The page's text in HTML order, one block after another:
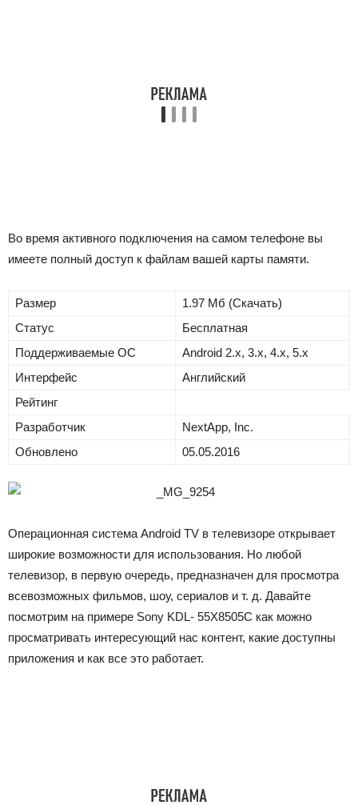
Во время активного подключения на самом телефоне вы
имеете полный доступ к файлам вашей карты памяти.
Размер
1.97 Mб (Скачать)
Статус
Бесплатная
Поддерживаемые ОС
Android 2.x, 3.x, 4.x, 5.x
Интерфейс
Английский
Рейтинг
Разработчик
NextApp, Inc.
Обновлено
05.05.2016
Операционная система Android TV в телевизоре открывает
широкие возможности для использования. Но любой
телевизор, в первую очередь, предназначен для просмотра
всевозможных фильмов, шоу, сериалов и т. д. Давайте
посмотрим на примере Sony KDL- 55X8505C как можно
просматривать интересующий нас контент, какие доступны
приложения и как все это работает.